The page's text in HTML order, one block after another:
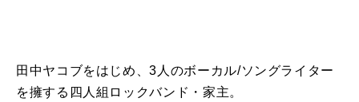
田中ヤコブをはじめ、3人のボーカル/ソングライター
を擁する四人組ロックバンド・家主。